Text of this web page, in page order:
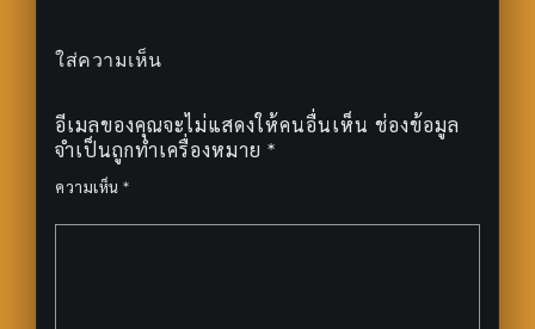
ใส่ความเห็น
อีเมลของคุณจะไม่แสดงให้คนอื่นเห็น ช่องข้อมูล
จำเป็นถูกทำเครื่องหมาย *
ความเห็น *